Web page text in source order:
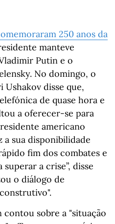
250 anos da
manteve
Putin e o
No domingo, o
Ushakov disse que,
de quase hora e
a oferecer-se para
americano
a sua disponibilidade
fim dos combates e
a crise”, disse
o diálogo de
contou sobre a "situação